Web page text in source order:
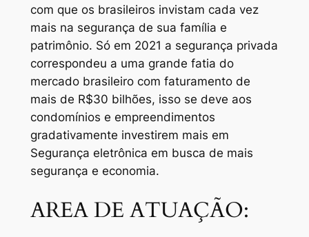
com que os brasileiros invistam cada vez
mais na segurança de sua família e
patrimônio. Só em 2021 a segurança privada
correspondeu a uma grande fatia do
mercado brasileiro com faturamento de
mais de R$30 bilhões, isso se deve aos
condomínios e empreendimentos
gradativamente investirem mais em
Segurança eletrônica em busca de mais
segurança e economia.
AREA DE ATUAÇÃO: